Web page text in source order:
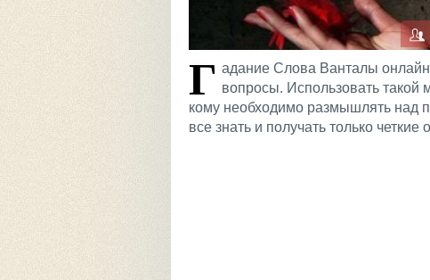
Г адание Слова Ванталы
вопросы. Использовать такой
кому необходимо размышлять над
все знать и получать только